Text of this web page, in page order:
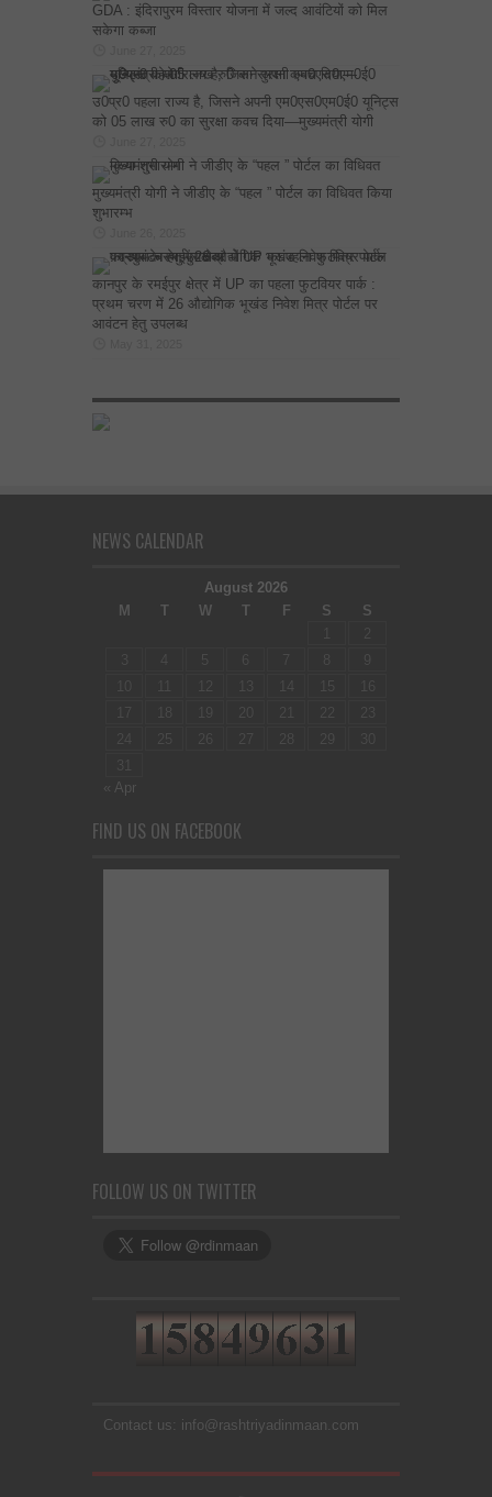
GDA : इंदिरापुरम विस्तार योजना में जल्द आवंटियों को मिल
सकेगा कब्जा
उ0प्र0 पहला राज्य है, जिसने अपनी एम0एस0एम0ई0 यूनिट्स
को 05 लाख रु0 का सुरक्षा कवच दिया—मुख्यमंत्री योगी
मुख्यमंत्री योगी ने जीडीए के “पहल ” पोर्टल का विधिवत किया
शुभारम्भ
कानपुर के रमईपुर क्षेत्र में UP का पहला फुटवियर पार्क :
प्रथम चरण में 26 औद्योगिक भूखंड निवेश मित्र पोर्टल पर
आवंटन हेतु उपलब्ध
NEWS CALENDAR
August 2026
M
T W T F S
S
2
3
5 7 8
12 13 15
17
18 20 21 22
23
24
25 26 27 28 29
30
31
« Apr
FIND US ON FACEBOOK
FOLLOW US ON TWITTER
Contact us: info@rashtriyadinmaan.com